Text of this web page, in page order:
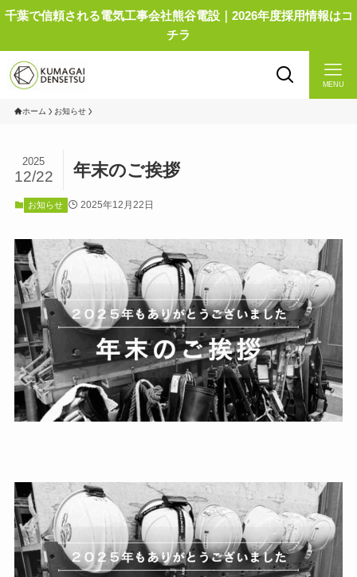
千葉で信頼される電気工事会社熊谷電設｜2026年度採用情報はコ
チラ
MENU
ホーム お知らせ
年末のご挨拶
2025
12/22
お知らせ 2025年12月22日